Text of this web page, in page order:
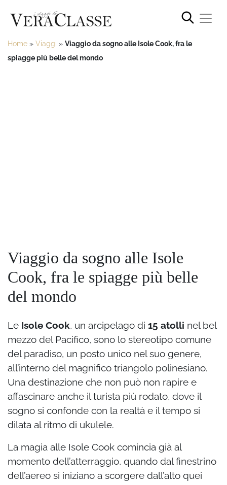
Home » Viaggi » Viaggio da sogno alle Isole Cook, fra le
spiagge più belle del mondo
Viaggio da sogno alle Isole
Cook, fra le spiagge più belle
del mondo
Le Isole Cook, un arcipelago di 15 atolli nel bel
mezzo del Pacifico, sono lo stereotipo comune
del paradiso, un posto unico nel suo genere,
all’interno del magnifico triangolo polinesiano.
Una destinazione che non può non rapire e
affascinare anche il turista più rodato, dove il
sogno si confonde con la realtà e il tempo si
dilata al ritmo di ukulele.
La magia alle Isole Cook comincia già al
momento dell’atterraggio, quando dal finestrino
dell’aereo si iniziano a scorgere dall’alto quei